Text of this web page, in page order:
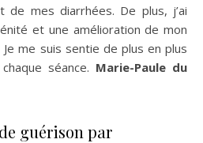
de mes diarrhées. De plus, j’ai
et une amélioration de mon
me suis sentie de plus en plus
séance. Marie-Paule du
guérison par